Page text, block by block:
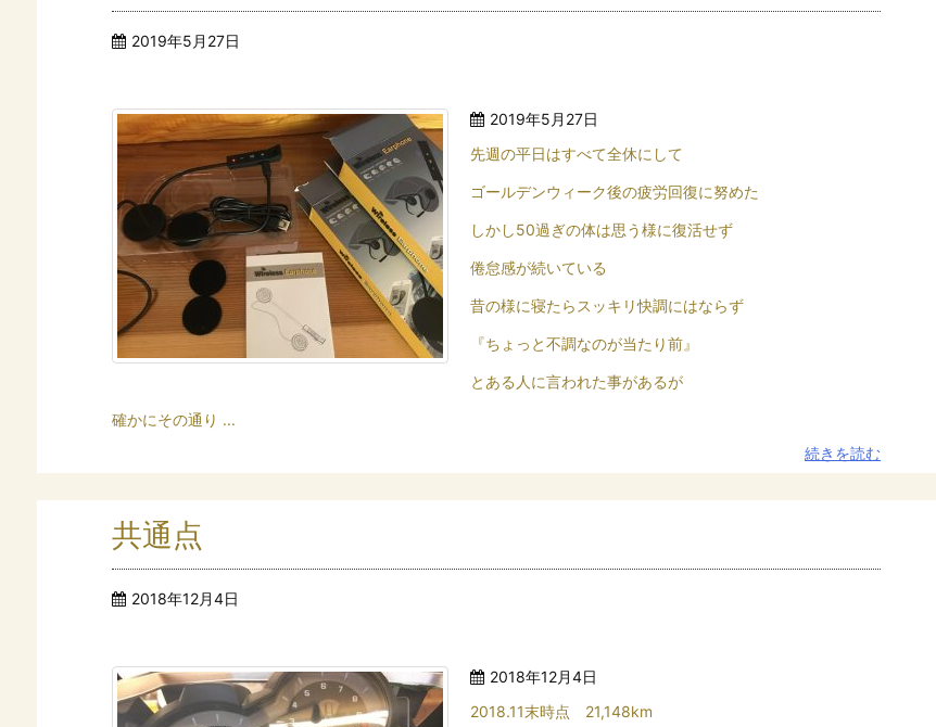
2019年5月27日
2019年5月27日
先週の平日はすべて全休にして
ゴールデンウィーク後の疲労回復に努めた
しかし50過ぎの体は思う様に復活せず
倦怠感が続いている
昔の様に寝たらスッキリ快調にはならず
『ちょっと不調なのが当たり前』
とある人に言われた事があるが
確かにその通り ...
続きを読む
共通点
2018年12月4日
2018年12月4日
2018.11末時点 21,148km